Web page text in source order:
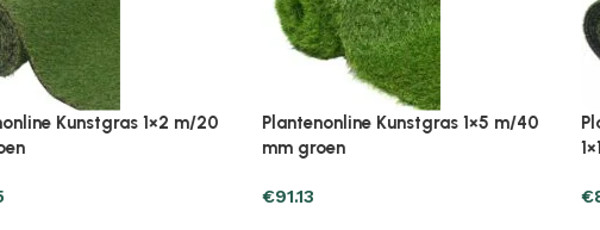
Plantenonline Kunstgras 1×5 m/40
mm groen
Plantenonline Kunstgras 7/9 mm
1×10 m groen